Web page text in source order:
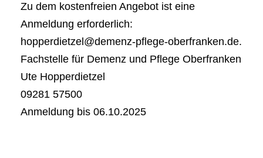
Zu dem kostenfreien Angebot ist eine
Anmeldung erforderlich:
hopperdietzel@demenz-pflege-oberfranken.de.
Fachstelle für Demenz und Pflege Oberfranken
Ute Hopperdietzel
09281 57500
Anmeldung bis 06.10.2025